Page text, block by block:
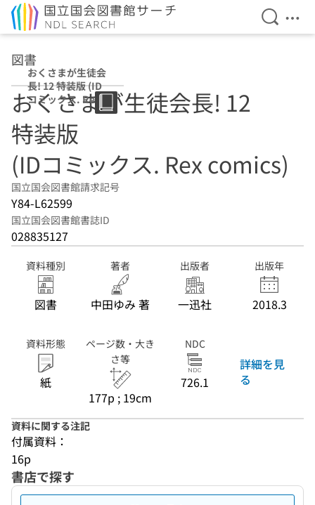
検索を
メ
図書
おくさまが生徒会
長! 12 特装版 (ID
コミックス. Rex
comics)
おくさまが生徒会長! 12
特装版
(IDコミックス. Rex comics)
国立国会図書館請求記号
Y84-L62599
国立国会図書館書誌ID
028835127
資料種別
図書
著者
中田ゆみ 著
出版者
一迅社
出版年
2018.3
資料形態
紙
ページ数・大き
さ等
177p ; 19cm
NDC
726.1
詳細を見
る
資料に関する注記
付属資料：
16p
書店で探す